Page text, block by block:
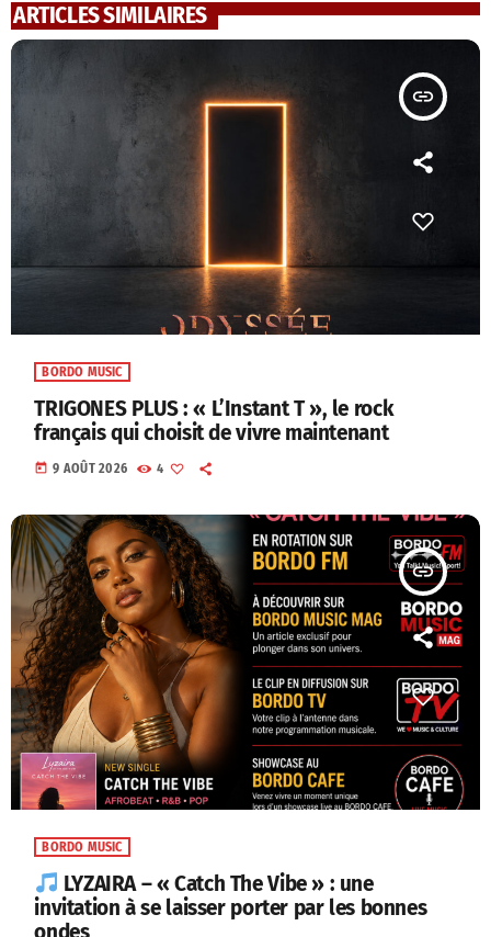
ARTICLES SIMILAIRES
insert_link
BORDO MUSIC
TRIGONES PLUS : « L’Instant T », le rock
français qui choisit de vivre maintenant
today 9 AOÛT 2026 4
insert_link
BORDO MUSIC
LYZAIRA – « Catch The Vibe » : une
invitation à se laisser porter par les bonnes
ondes